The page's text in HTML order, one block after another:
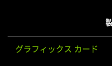
グラフィックス カード